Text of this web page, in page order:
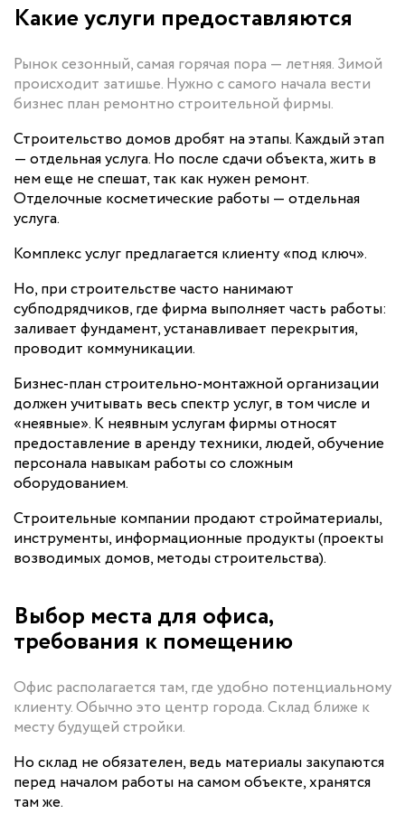
Какие услуги предоставляются
Рынок сезонный, самая горячая пора — летняя. Зимой
происходит затишье. Нужно с самого начала вести
бизнес план ремонтно строительной фирмы.
Строительство домов дробят на этапы. Каждый этап
— отдельная услуга. Но после сдачи объекта, жить в
нем еще не спешат, так как нужен ремонт.
Отделочные косметические работы — отдельная
услуга.
Комплекс услуг предлагается клиенту «под ключ».
Но, при строительстве часто нанимают
субподрядчиков, где фирма выполняет часть работы:
заливает фундамент, устанавливает перекрытия,
проводит коммуникации.
Бизнес-план строительно-монтажной организации
должен учитывать весь спектр услуг, в том числе и
«неявные». К неявным услугам фирмы относят
предоставление в аренду техники, людей, обучение
персонала навыкам работы со сложным
оборудованием.
Строительные компании продают стройматериалы,
инструменты, информационные продукты (проекты
возводимых домов, методы строительства).
Выбор места для офиса,
требования к помещению
Офис располагается там, где удобно потенциальному
клиенту. Обычно это центр города. Склад ближе к
месту будущей стройки.
Но склад не обязателен, ведь материалы закупаются
перед началом работы на самом объекте, хранятся
там же.